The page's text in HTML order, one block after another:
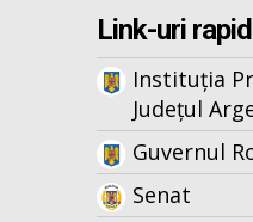
Link-uri
Instituția
Județul
Guvernul
Senat